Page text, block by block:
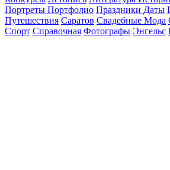
Портреты Портфолио Праздники Даты
Путешествия Саратов Свадебные Мода
Спорт Справочная Фотографы Энгельс